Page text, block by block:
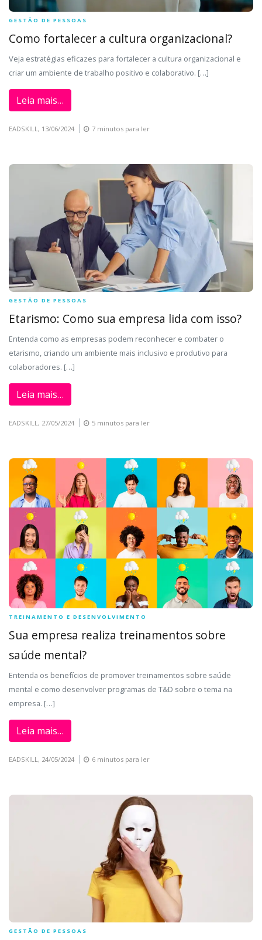
GESTÃO DE PESSOAS
Como fortalecer a cultura organizacional?
Veja estratégias eficazes para fortalecer a cultura organizacional e
criar um ambiente de trabalho positivo e colaborativo. […]
Leia mais…
EADSKILL, 13/06/2024 7 minutos para ler
GESTÃO DE PESSOAS
Etarismo: Como sua empresa lida com isso?
Entenda como as empresas podem reconhecer e combater o
etarismo, criando um ambiente mais inclusivo e produtivo para
colaboradores. […]
Leia mais…
EADSKILL, 27/05/2024 5 minutos para ler
TREINAMENTO E DESENVOLVIMENTO
Sua empresa realiza treinamentos sobre
saúde mental?
Entenda os benefícios de promover treinamentos sobre saúde
mental e como desenvolver programas de T&D sobre o tema na
empresa. […]
Leia mais…
EADSKILL, 24/05/2024 6 minutos para ler
GESTÃO DE PESSOAS